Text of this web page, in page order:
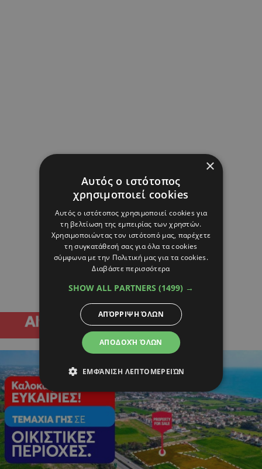
×
Αυτός ο ιστότοπος
χρησιμοποιεί cookies
Αυτός ο ιστότοπος χρησιμοποιεί cookies για
τη βελτίωση της εμπειρίας των χρηστών.
Χρησιμοποιώντας τον ιστότοπό μας, παρέχετε
τη συγκατάθεσή σας για όλα τα cookies
σύμφωνα με την Πολιτική μας για τα cookies.
Διαβάστε περισσότερα
SHOW ALL PARTNERS (1499) →
ΑΠΟΔΟΧΉ ΌΛΩΝ
ΑΠΌΡΡΙΨΗ ΌΛΩΝ
ΕΜΦΆΝΙΣΗ ΛΕΠΤΟΜΕΡΕΙΏΝ